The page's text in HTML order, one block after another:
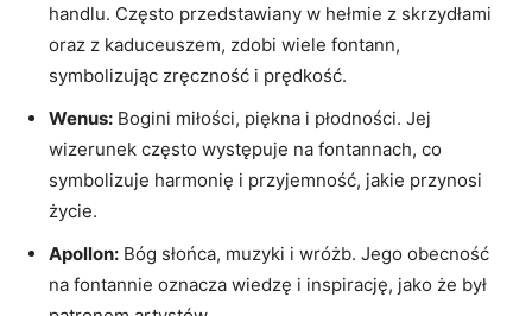
handlu. Często przedstawiany w hełmie z skrzydłami
oraz z kaduceuszem, zdobi wiele fontann,
symbolizując zręczność i prędkość.
Wenus: Bogini miłości, piękna i płodności. Jej
wizerunek często występuje na fontannach, co
symbolizuje harmonię i przyjemność, jakie przynosi
życie.
Apollon: Bóg słońca, muzyki i wróżb. Jego obecność
na fontannie oznacza wiedzę i inspirację, jako że był